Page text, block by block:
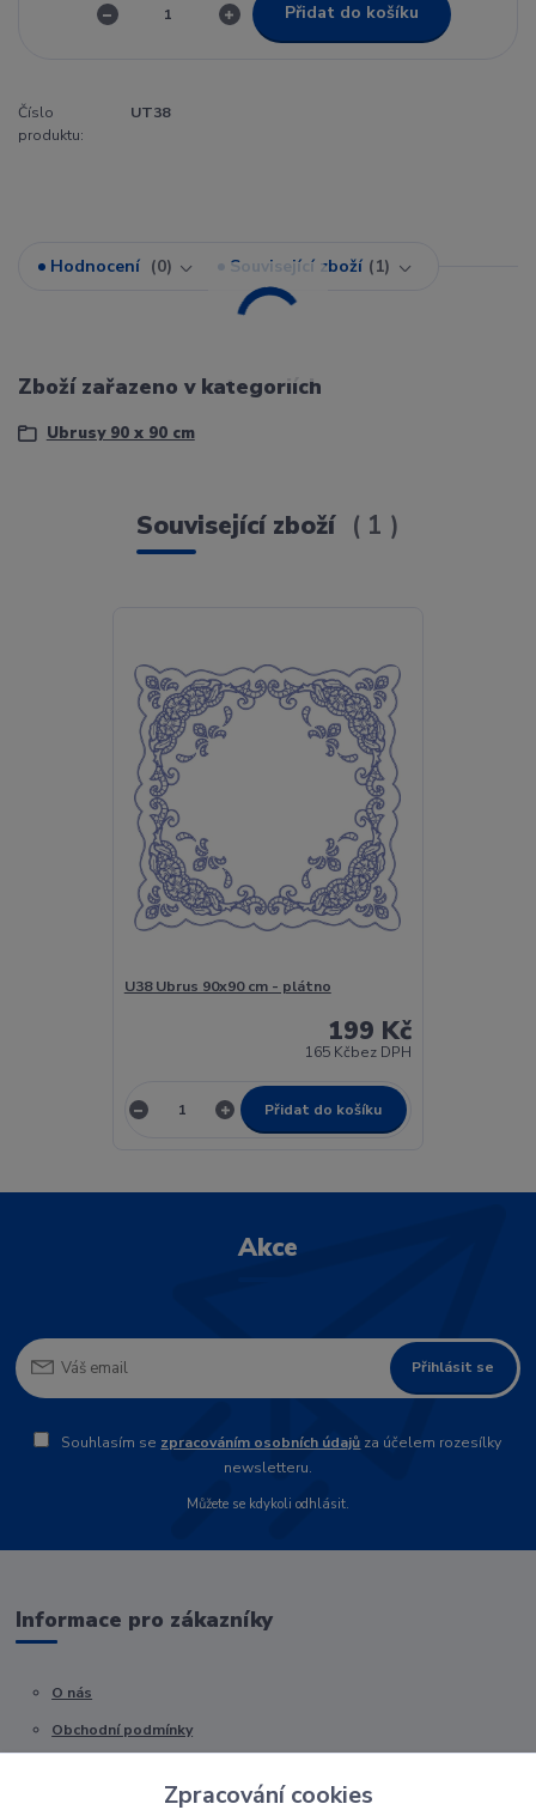
Přidat do košíku
Číslo
produktu:
UT38
Hodnocení 0 Související zboží 1
Zboží zařazeno v kategoriích
Ubrusy 90 x 90 cm
Související zboží 1
U38 Ubrus 90x90 cm - plátno
199 Kč
165 Kčbez DPH
Přidat do košíku
Akce
Přihlásit se
Souhlasím se zpracováním osobních údajů za účelem rozesílky
newsletteru.
Můžete se kdykoli odhlásit.
Informace pro zákazníky
O nás
Obchodní podmínky
Zpracování cookies